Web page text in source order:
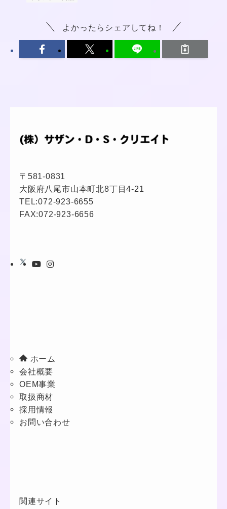
よかったらシェアしてね！
〒581-0831
大阪府八尾市山本町北8丁目4-21
TEL:072-923-6655
FAX:072-923-6656
ホーム
会社概要
OEM事業
取扱商材
採用情報
お問い合わせ
関連サイト